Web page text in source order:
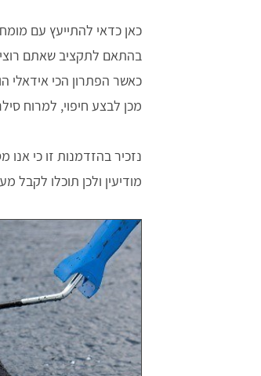
כאן כדאי להתייעץ עם
בהתאם לתקציב שאתם
כאשר הפתרון הכי אידאלי
מכן לבצע חיפוי, למרוח
נזכיר בהזדמנות זו כי אנו
מודיעין ולכן תוכלו